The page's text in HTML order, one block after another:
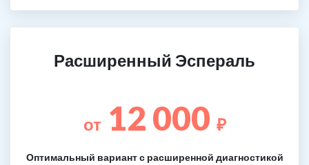
Расширенный Эспераль
от 12 000 ₽
Оптимальный вариант с расширенной диагностикой